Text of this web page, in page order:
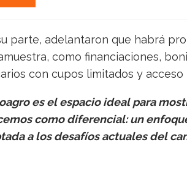
parte, adelantaron que habrá
como financiaciones,
con cupos limitados y
es el espacio ideal para
como diferencial: un
a los desafíos actuales del